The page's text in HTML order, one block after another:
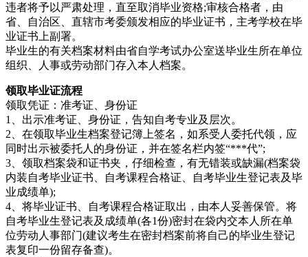
违者将予以严肃处理，直至取消毕业资格;审核合格者，由
省、自治区、直辖市考委颁发相应的毕业证书，主考学校在毕
业证书上副署。
毕业生的有关档案材料由省自学考试办公室送毕业生所在单位
组织、人事或劳动部门存入本人档案。
领取毕业证流程
领取凭证：准考证、身份证
1、出示准考证、身份证，告知自考专业及层次。
2、在领取毕业生档案登记簿上签名，如系受人委托代领，应
同时出示被委托人的身份证，并在签名栏内签“***代”;
3、领取档案袋和证书夹，仔细检查，有无错装或缺漏(档案袋
内装自考毕业证书、自考课程合格证、自考毕业生登记表及毕
业成绩单);
4、将毕业证书、自考课程合格证取出，由本人妥善保管。将
自考毕业生登记表及成绩单(各1份)密封在袋内交本人所在单
位劳动人事部门(建议考生在密封档案前将自己的毕业生登记
表复印一份留存备查)。